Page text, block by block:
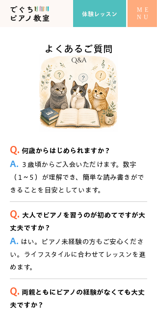
ME
NU
体験レッスン
​よくあるご質問
q&a
Q. 何歳からはじめられますか？
A. ３歳頃からご入会いただけます。数字
（１~５）が理解でき、簡単な読み書きがで
きることを目安としています。
Q. 大人でピアノを習うのが初めてですが大
丈夫ですか？
A. はい。ピアノ未経験の方もご安心くださ
い。ライフスタイルに合わせてレッスンを進
めます。
Q. 両親ともにピアノの経験がなくても大丈
夫ですか？